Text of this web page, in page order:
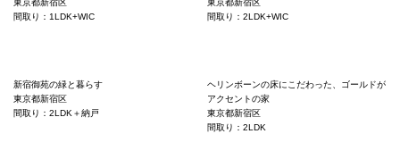
東京都新宿区
間取り：1LDK+WIC
東京都新宿区
間取り：2LDK+WIC
新宿御苑の緑と暮らす
東京都新宿区
間取り：2LDK＋納戸
ヘリンボーンの床にこだわった、ゴールドが
アクセントの家
東京都新宿区
間取り：2LDK